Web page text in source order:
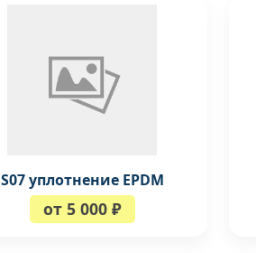
S07 уплотнение EPDM
от 5 000 ₽